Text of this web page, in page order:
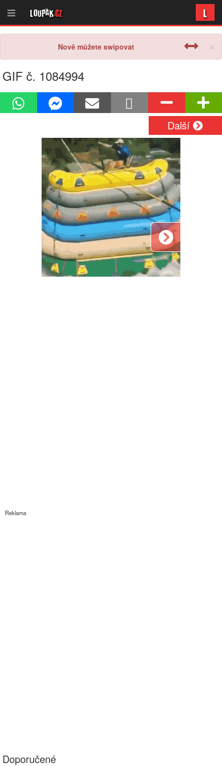
Loupak.cz L
×
Nově můžete swipovat
GIF č. 1084994
Další
Reklama
Doporučené